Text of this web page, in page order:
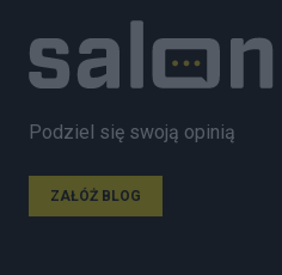
Podziel się swoją opinią
ZAŁÓŻ BLOG